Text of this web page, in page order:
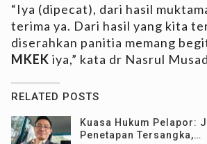
“Iya (dipecat), dari hasil
terima ya. Dari hasil yang kita
diserahkan panitia memang
MKEK iya,” kata dr Nasrul
RELATED POSTS
Kuasa Hukum Pelapor:
Penetapan Tersangka,…